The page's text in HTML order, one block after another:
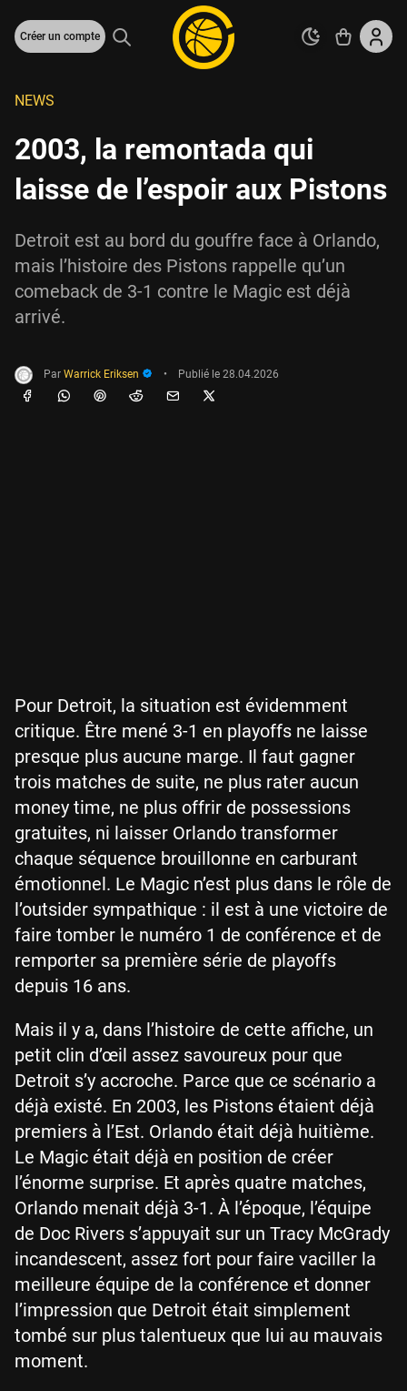
Créer un compte
NEWS
2003, la remontada qui
laisse de l’espoir aux Pistons
Detroit est au bord du gouffre face à Orlando,
mais l’histoire des Pistons rappelle qu’un
comeback de 3-1 contre le Magic est déjà
arrivé.
Par Warrick Eriksen • Publié le 28.04.2026
Pour Detroit, la situation est évidemment
critique. Être mené 3-1 en playoffs ne laisse
presque plus aucune marge. Il faut gagner
trois matches de suite, ne plus rater aucun
money time, ne plus offrir de possessions
gratuites, ni laisser Orlando transformer
chaque séquence brouillonne en carburant
émotionnel. Le Magic n’est plus dans le rôle de
l’outsider sympathique : il est à une victoire de
faire tomber le numéro 1 de conférence et de
remporter sa première série de playoffs
depuis 16 ans.
Mais il y a, dans l’histoire de cette affiche, un
petit clin d’œil assez savoureux pour que
Detroit s’y accroche. Parce que ce scénario a
déjà existé. En 2003, les Pistons étaient déjà
premiers à l’Est. Orlando était déjà huitième.
Le Magic était déjà en position de créer
l’énorme surprise. Et après quatre matches,
Orlando menait déjà 3-1. À l’époque, l’équipe
de Doc Rivers s’appuyait sur un Tracy McGrady
incandescent, assez fort pour faire vaciller la
meilleure équipe de la conférence et donner
l’impression que Detroit était simplement
tombé sur plus talentueux que lui au mauvais
moment.